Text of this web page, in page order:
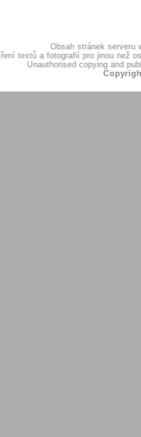
Obsah stránek serveru
textů a fotografií pro jinou než
Unauthorised copying and